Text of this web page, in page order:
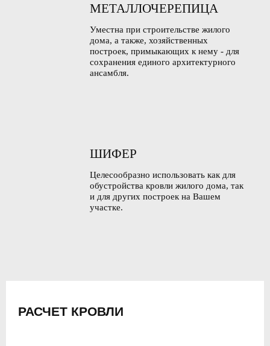
МЕТАЛЛОЧЕРЕПИЦА
Уместна при строительстве жилого
дома, а также, хозяйственных
построек, примыкающих к нему - для
сохранения единого архитектурного
ансамбля.
ШИФЕР
Целесообразно использовать как для
обустройства кровли жилого дома, так
и для других построек на Вашем
участке.
РАСЧЕТ КРОВЛИ